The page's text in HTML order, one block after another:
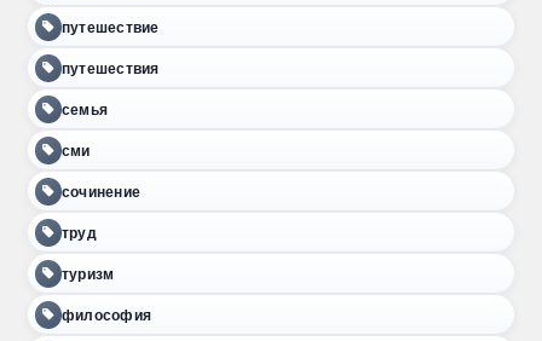
путешествие
путешествия
семья
сми
сочинение
труд
туризм
философия